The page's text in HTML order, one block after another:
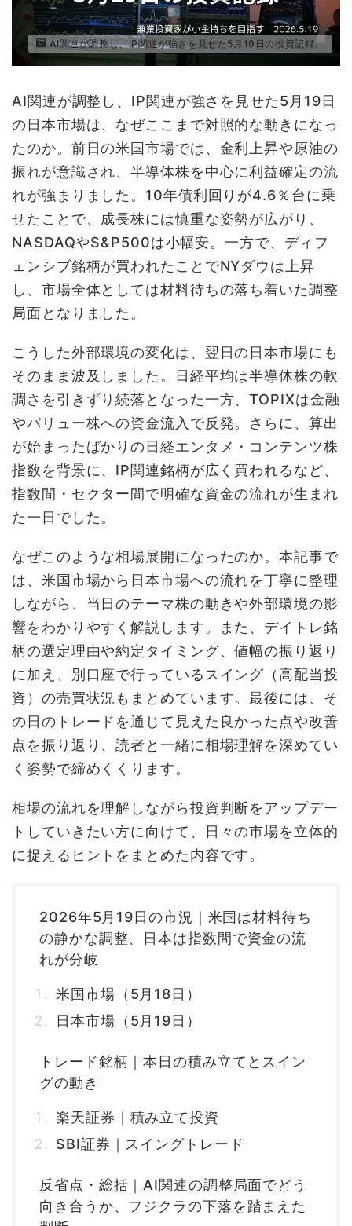
AI関連が調整し、IP関連が強さを見せた5月19日の投資記録。
AI関連が調整し、IP関連が強さを見せた5月19日
の日本市場は、なぜここまで対照的な動きになっ
たのか。前日の米国市場では、金利上昇や原油の
振れが意識され、半導体株を中心に利益確定の流
れが強まりました。10年債利回りが4.6％台に乗
せたことで、成長株には慎重な姿勢が広がり、
NASDAQやS&P500は小幅安。一方で、ディフ
ェンシブ銘柄が買われたことでNYダウは上昇
し、市場全体としては材料待ちの落ち着いた調整
局面となりました。
こうした外部環境の変化は、翌日の日本市場にも
そのまま波及しました。日経平均は半導体株の軟
調さを引きずり続落となった一方、TOPIXは金融
やバリュー株への資金流入で反発。さらに、算出
が始まったばかりの日経エンタメ・コンテンツ株
指数を背景に、IP関連銘柄が広く買われるなど、
指数間・セクター間で明確な資金の流れが生まれ
た一日でした。
なぜこのような相場展開になったのか。本記事で
は、米国市場から日本市場への流れを丁寧に整理
しながら、当日のテーマ株の動きや外部環境の影
響をわかりやすく解説します。また、デイトレ銘
柄の選定理由や約定タイミング、値幅の振り返り
に加え、別口座で行っているスイング（高配当投
資）の売買状況もまとめています。最後には、そ
の日のトレードを通じて見えた良かった点や改善
点を振り返り、読者と一緒に相場理解を深めてい
く姿勢で締めくくります。
相場の流れを理解しながら投資判断をアップデー
トしていきたい方に向けて、日々の市場を立体的
に捉えるヒントをまとめた内容です。
2026年5月19日の市況｜米国は材料待ち
の静かな調整、日本は指数間で資金の流
れが分岐
米国市場（5月18日）
日本市場（5月19日）
トレード銘柄｜本日の積み立てとスイン
グの動き
楽天証券｜積み立て投資
SBI証券｜スイングトレード
反省点・総括｜AI関連の調整局面でどう
向き合うか、フジクラの下落を踏まえた